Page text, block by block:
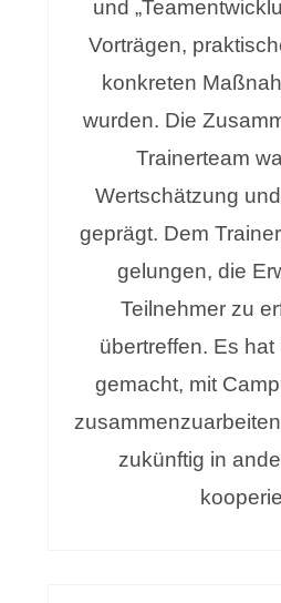
und
Vorträgen,
konkreten
wurden. Die
Trainerteam
Wertschätzung
geprägt. Dem
gelungen, die
Teilnehmer zu
übertreffen. Es
gemacht, mit
zukünftig in